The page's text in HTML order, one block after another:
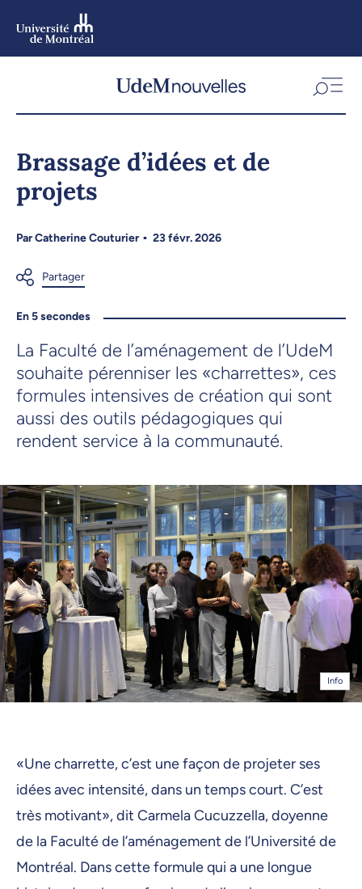
Brassage d’idées et de
projets
ParCatherine Couturier 23 févr. 2026
En 5 secondes
La Faculté de l’aménagement de l’UdeM
souhaite pérenniser les «charrettes», ces
formules intensives de création qui sont
aussi des outils pédagogiques qui
rendent service à la communauté.
Info
«Une charrette, c’est une façon de projeter ses
idées avec intensité, dans un temps court. C’est
très motivant», dit Carmela Cucuzzella, doyenne
de la Faculté de l’aménagement de l’Université de
Montréal. Dans cette formule qui a une longue